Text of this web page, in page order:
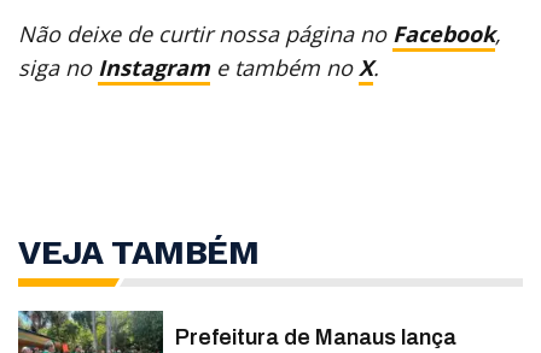
Não deixe de curtir nossa página no Facebook,
siga no Instagram e também noX.
VEJA TAMBÉM
Prefeitura de Manaus lança